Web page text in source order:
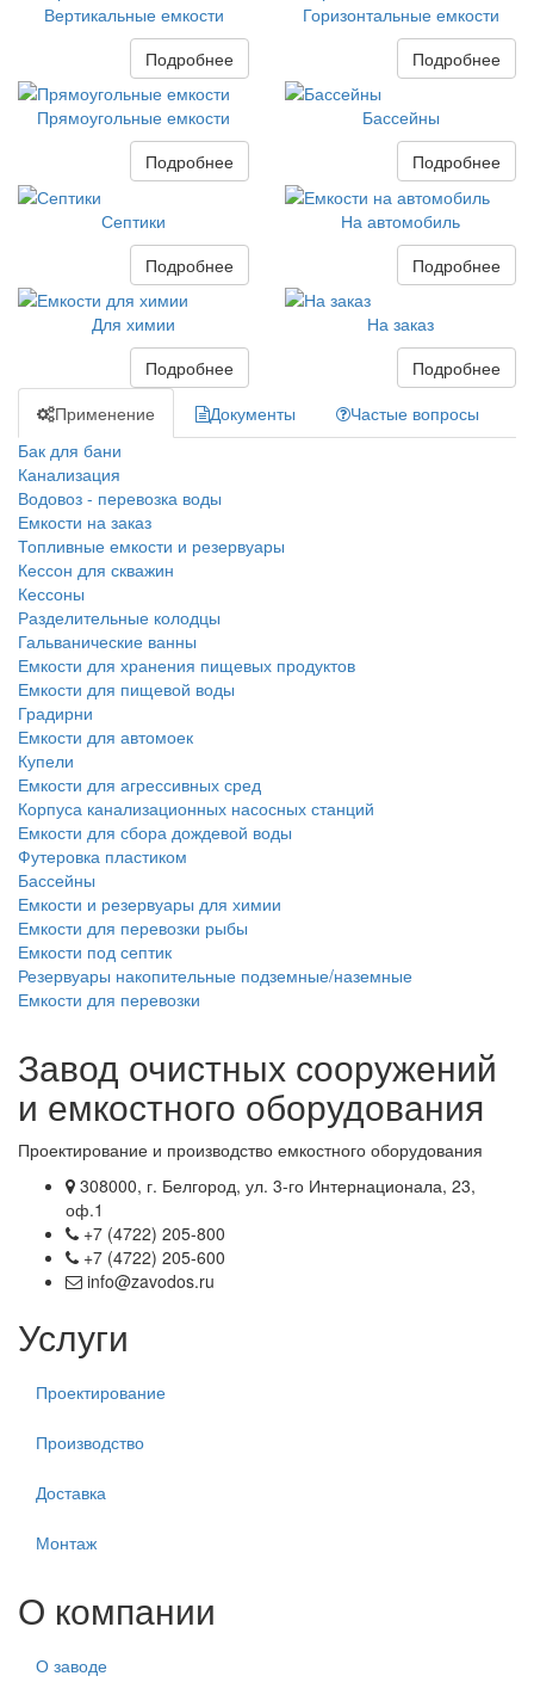
Вертикальные емкости
Подробнее
Горизонтальные емкости
Подробнее
Прямоугольные емкости
Подробнее
Бассейны
Подробнее
Септики
Подробнее
На автомобиль
Подробнее
Для химии
Подробнее
На заказ
Подробнее
Применение
Документы
Частые вопросы
Бак для бани
Канализация
Водовоз - перевозка воды
Емкости на заказ
Топливные емкости и резервуары
Кессон для скважин
Кессоны
Разделительные колодцы
Гальванические ванны
Емкости для хранения пищевых продуктов
Емкости для пищевой воды
Градирни
Емкости для автомоек
Купели
Емкости для агрессивных сред
Корпуса канализационных насосных станций
Емкости для сбора дождевой воды
Футеровка пластиком
Бассейны
Емкости и резервуары для химии
Емкости для перевозки рыбы
Емкости под септик
Резервуары накопительные подземные/наземные
Емкости для перевозки
Завод очистных сооружений
и емкостного оборудования
Проектирование и производство емкостного оборудования
308000, г. Белгород, ул. 3-го Интернационала, 23,
оф.1
+7 (4722) 205-800
+7 (4722) 205-600
info@zavodos.ru
Услуги
Проектирование
Производство
Доставка
Монтаж
О компании
О заводе